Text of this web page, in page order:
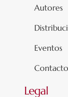
Autores
Eventos
Contacto
Legal